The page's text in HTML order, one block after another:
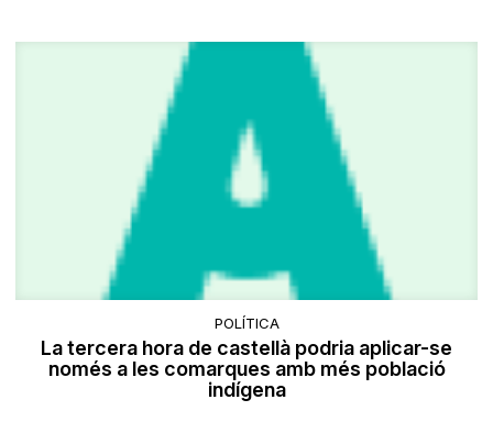
POLÍTICA
La tercera hora de castellà podria aplicar-se
només a les comarques amb més població
indígena